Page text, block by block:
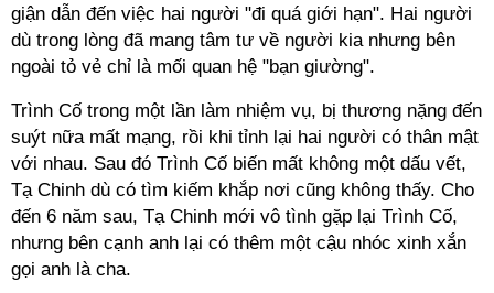
giận dẫn đến việc hai người "đi quá giới hạn". Hai người
dù trong lòng đã mang tâm tư về người kia nhưng bên
ngoài tỏ vẻ chỉ là mối quan hệ "bạn giường".
Trình Cố trong một lần làm nhiệm vụ, bị thương nặng đến
suýt nữa mất mạng, rồi khi tỉnh lại hai người có thân mật
với nhau. Sau đó Trình Cố biến mất không một dấu vết,
Tạ Chinh dù có tìm kiếm khắp nơi cũng không thấy. Cho
đến 6 năm sau, Tạ Chinh mới vô tình gặp lại Trình Cố,
nhưng bên cạnh anh lại có thêm một cậu nhóc xinh xắn
gọi anh là cha.